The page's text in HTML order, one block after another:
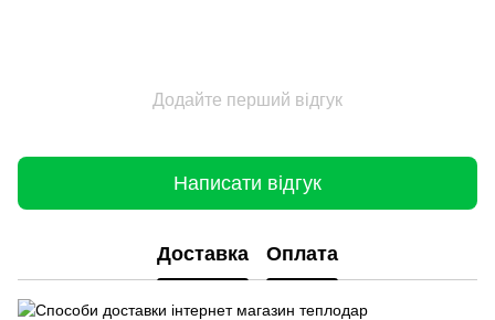
Додайте перший відгук
Написати відгук
Доставка Оплата